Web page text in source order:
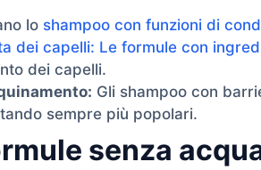
lo shampoo con funzioni di
dei capelli: Le formule con
dei capelli.
Gli shampoo con
sempre più popolari.
senza